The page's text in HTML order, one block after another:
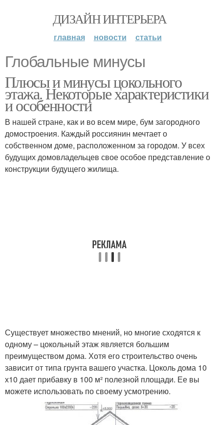
ДИЗАЙН ИНТЕРЬЕРА
главная новости статьи
Глобальные минусы
Плюсы и минусы цокольного
этажа. Некоторые характеристики
и особенности
В нашей стране, как и во всем мире, бум загородного
домостроения. Каждый россиянин мечтает о
собственном доме, расположенном за городом. У всех
будущих домовладельцев свое особое представление о
конструкции будущего жилища.
Существует множество мнений, но многие сходятся к
одному – цокольный этаж является большим
преимуществом дома. Хотя его строительство очень
зависит от типа грунта вашего участка. Цоколь дома 10
х10 дает прибавку в 100 м² полезной площади. Ее вы
можете использовать по своему усмотрению.